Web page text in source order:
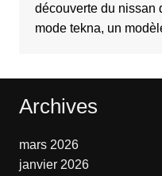
découverte du nissan
mode tekna, un
Archives
mars 2026
janvier 2026